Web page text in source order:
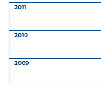
2011
2010
2009